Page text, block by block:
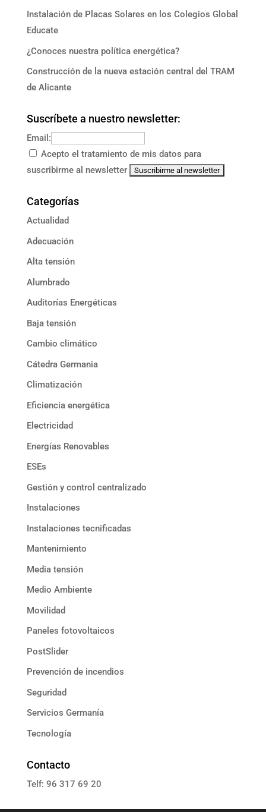
Instalación de Placas Solares en los Colegios Global
Educate
¿Conoces nuestra política energética?
Construcción de la nueva estación central del TRAM
de Alicante
Suscríbete a nuestro newsletter:
Email:
Acepto el tratamiento de mis datos para
suscribirme al newsletter
Categorías
Actualidad
Adecuación
Alta tensión
Alumbrado
Auditorías Energéticas
Baja tensión
Cambio climático
Cátedra Germania
Climatización
Eficiencia energética
Electricidad
Energías Renovables
ESEs
Gestión y control centralizado
Instalaciones
Instalaciones tecnificadas
Mantenimiento
Media tensión
Medio Ambiente
Movilidad
Paneles fotovoltaicos
PostSlider
Prevención de incendios
Seguridad
Servicios Germanía
Tecnología
Contacto
Telf: 96 317 69 20
E: informacion@grupoassista.com